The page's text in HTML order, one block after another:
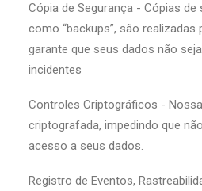
Cópia de Segurança - Cópias de
como “backups”, são realizadas
garante que seus dados não
incidentes
Controles Criptográficos -
criptografada, impedindo que
acesso a seus dados.
Registro de Eventos,